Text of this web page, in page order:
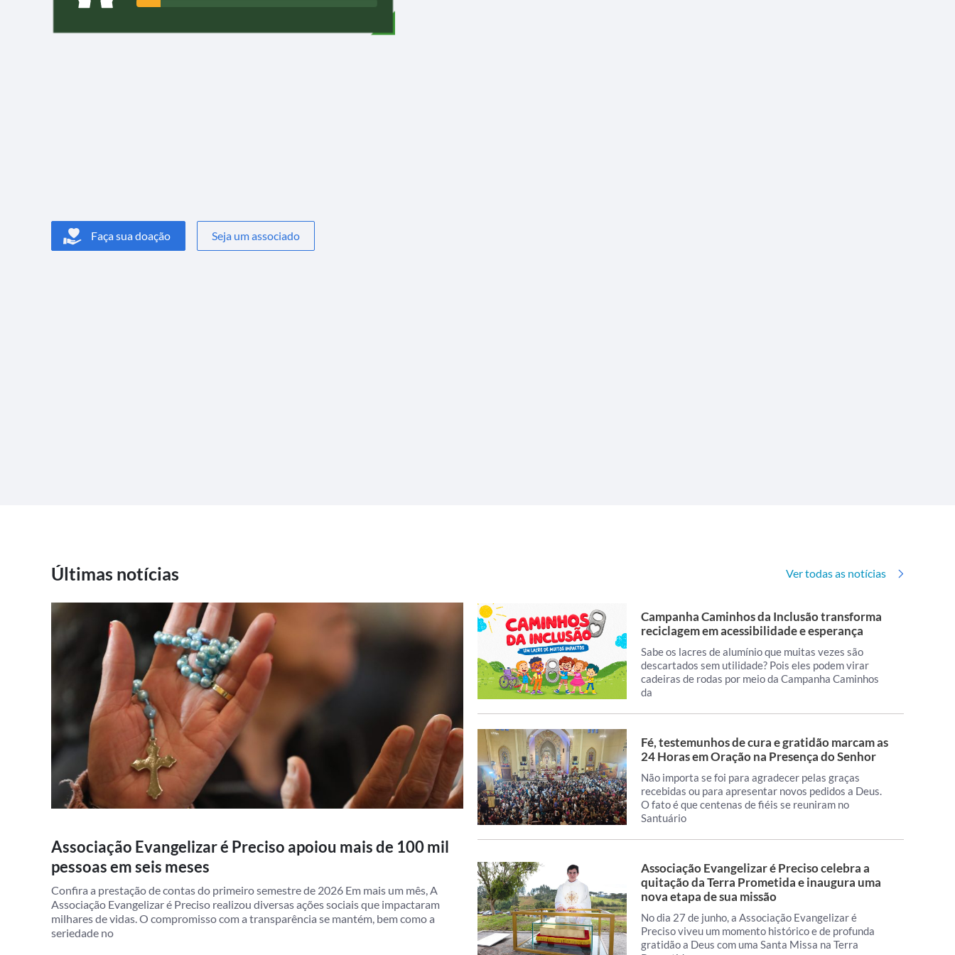
Faça sua doação Seja um associado
Últimas notícias Ver todas as notícias
Associação Evangelizar é Preciso apoiou mais de 100 mil
pessoas em seis meses
Confira a prestação de contas do primeiro semestre de 2026 Em mais um mês, A
Associação Evangelizar é Preciso realizou diversas ações sociais que impactaram
milhares de vidas. O compromisso com a transparência se mantém, bem como a
seriedade no
Campanha Caminhos da Inclusão transforma
reciclagem em acessibilidade e esperança
Sabe os lacres de alumínio que muitas vezes são
descartados sem utilidade? Pois eles podem virar
cadeiras de rodas por meio da Campanha Caminhos
da
Fé, testemunhos de cura e gratidão marcam as
24 Horas em Oração na Presença do Senhor
Não importa se foi para agradecer pelas graças
recebidas ou para apresentar novos pedidos a Deus.
O fato é que centenas de fiéis se reuniram no
Santuário
Associação Evangelizar é Preciso celebra a
quitação da Terra Prometida e inaugura uma
nova etapa de sua missão
No dia 27 de junho, a Associação Evangelizar é
Preciso viveu um momento histórico e de profunda
gratidão a Deus com uma Santa Missa na Terra